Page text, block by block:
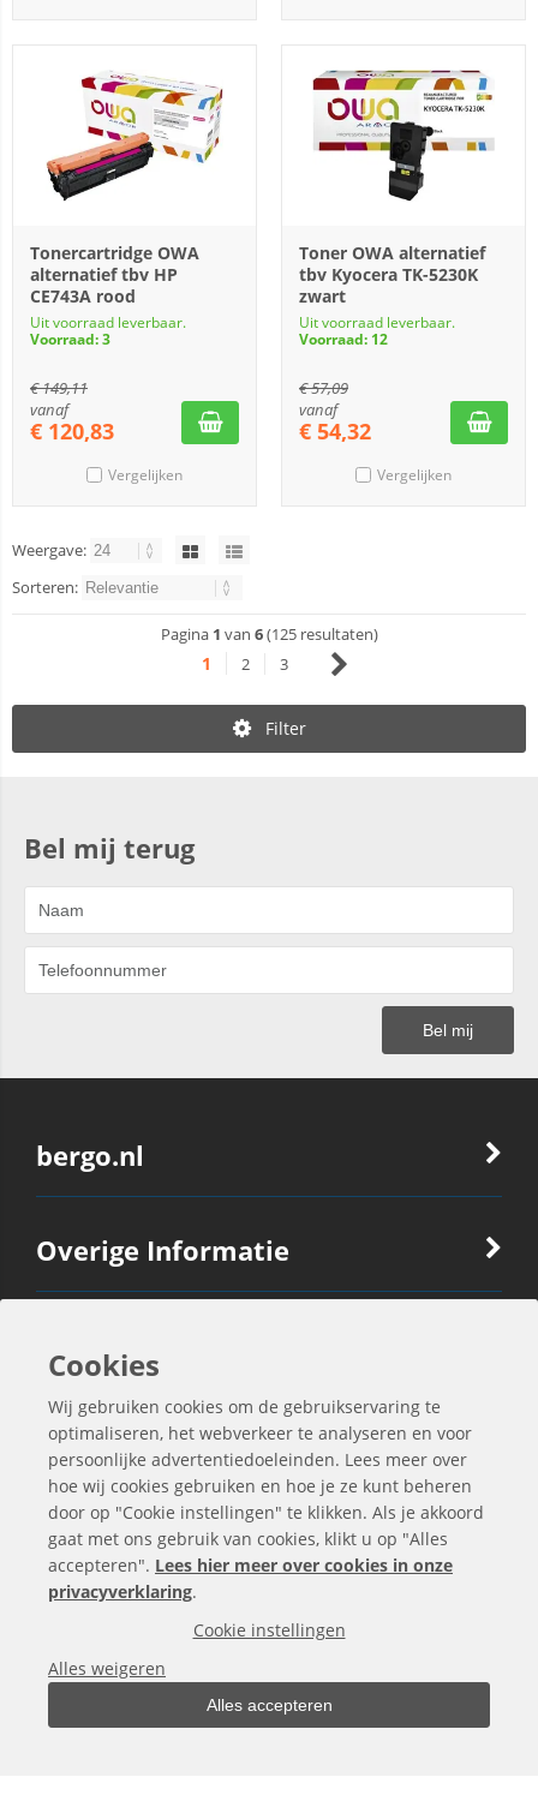
Tonercartridge OWA
alternatief tbv HP
CE743A rood
Uit voorraad leverbaar.
Voorraad: 3
€149,11
vanaf
€ 120,83
Vergelijken
Toner OWA alternatief
tbv Kyocera TK-5230K
zwart
Uit voorraad leverbaar.
Voorraad: 12
€57,09
vanaf
€ 54,32
Vergelijken
Weergave:
Sorteren:
Pagina 1 van 6(125 resultaten)
1 2 3
Filter
Bel mij terug
bergo.nl
Overige Informatie
Ook Interessant
Contactgegevens
Alle bedragen zijn exclusief BTW
Cookies
Wij gebruiken cookies om de gebruikservaring te
optimaliseren, het webverkeer te analyseren en voor
persoonlijke advertentiedoeleinden. Lees meer over
hoe wij cookies gebruiken en hoe je ze kunt beheren
door op "Cookie instellingen" te klikken. Als je akkoord
gaat met ons gebruik van cookies, klikt u op "Alles
accepteren". Lees hier meer over cookies in onze
privacyverklaring.
Cookie instellingen
Alles weigeren
Alles accepteren